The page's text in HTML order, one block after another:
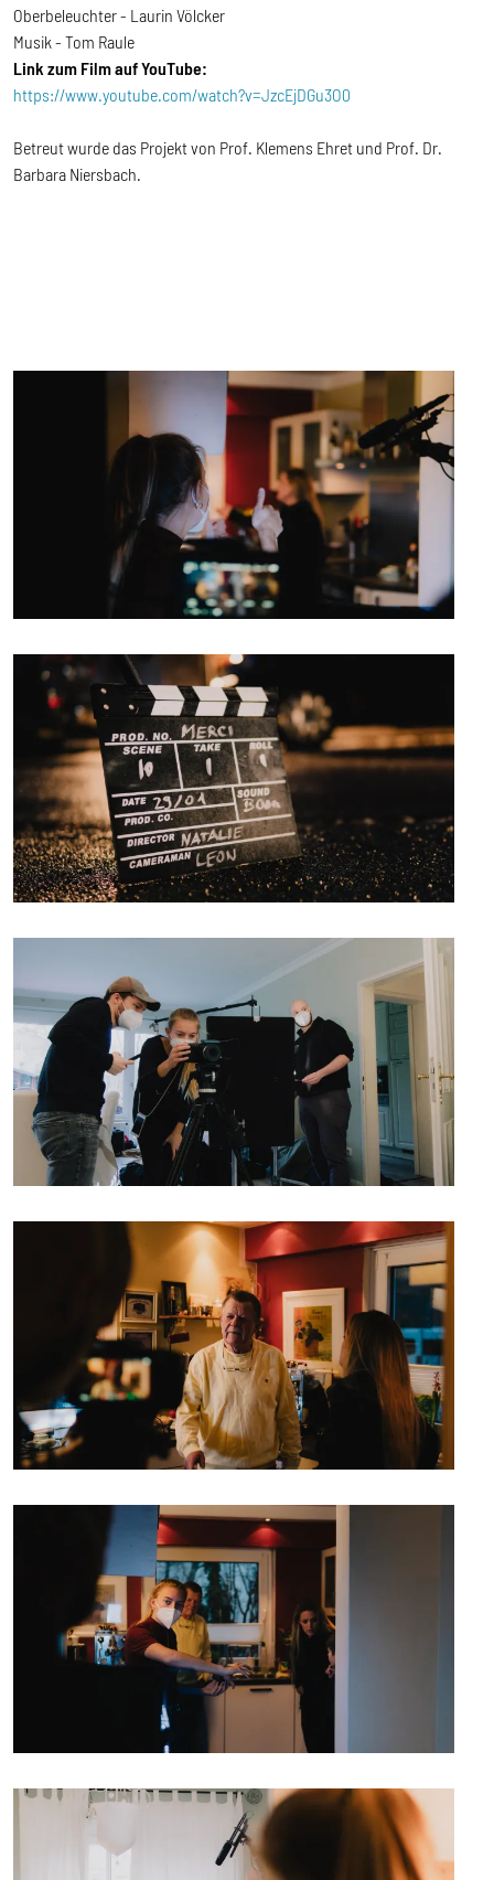
Oberbeleuchter - Laurin Völcker
Musik - Tom Raule
Link zum Film auf YouTube:
https://www.youtube.com/watch?v=JzcEjDGu3O0
Betreut wurde das Projekt von Prof. Klemens Ehret und Prof. Dr.
Barbara Niersbach.